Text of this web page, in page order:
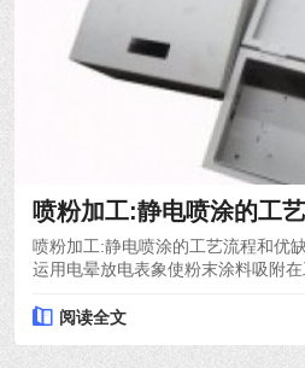
喷粉加工:静电喷涂的工
喷粉加工:静电喷涂的工艺流程和优
运用电晕放电表象使粉末涂料吸附在
阅读全文